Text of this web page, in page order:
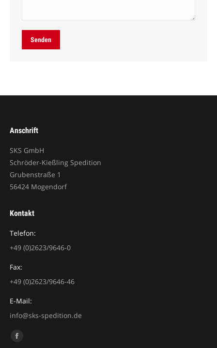
Senden
Anschrift
SKS GmbH
Schröder-Kießling Spedition
Grubenstraße 1
56424 Mogendorf
Kontakt
Telefon:
+49 (0)2623/9646-0
Fax:
+49 (0)2623/9646-46
E-Mail:
info@sks-spedition.de
Finden Sie uns auf:
Facebook